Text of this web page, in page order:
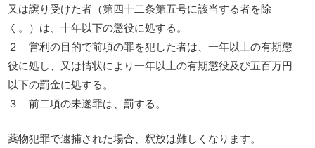
又は譲り受けた者（第四十二条第五号に該当する者を除
く。）は、十年以下の懲役に処する。
２ 営利の目的で前項の罪を犯した者は、一年以上の有期懲
役に処し、又は情状により一年以上の有期懲役及び五百万円
以下の罰金に処する。
３ 前二項の未遂罪は、罰する。
薬物犯罪で逮捕された場合、釈放は難しくなります。